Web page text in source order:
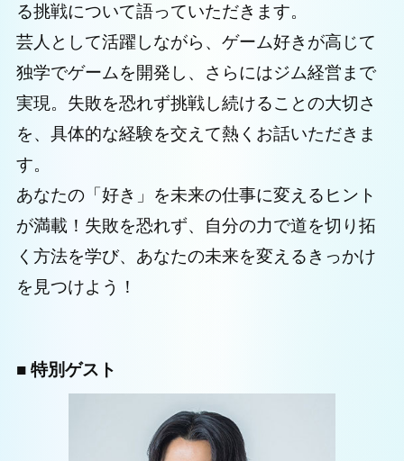
る挑戦について語っていただきます。
芸人として活躍しながら、ゲーム好きが高じて
独学でゲームを開発し、さらにはジム経営まで
実現。失敗を恐れず挑戦し続けることの大切さ
を、具体的な経験を交えて熱くお話いただきま
す。
あなたの「好き」を未来の仕事に変えるヒント
が満載！失敗を恐れず、自分の力で道を切り拓
く方法を学び、あなたの未来を変えるきっかけ
を見つけよう！
■ 特別ゲスト